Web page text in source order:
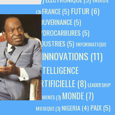
(3)FRANCE(5)FUTUR (6)
GOUVERNANCE(5)
HYDROCARBURES(5)
INDUSTRIES(5)INFORMATIQUE
(3) INNOVATIONS (11)
INTELLIGENCE
ARTIFICIELLE (8)LEADERSHIP
(3)MINES(3) MONDE (7)
MUSIQUE(3)NIGERIA(4) PAIX(5)